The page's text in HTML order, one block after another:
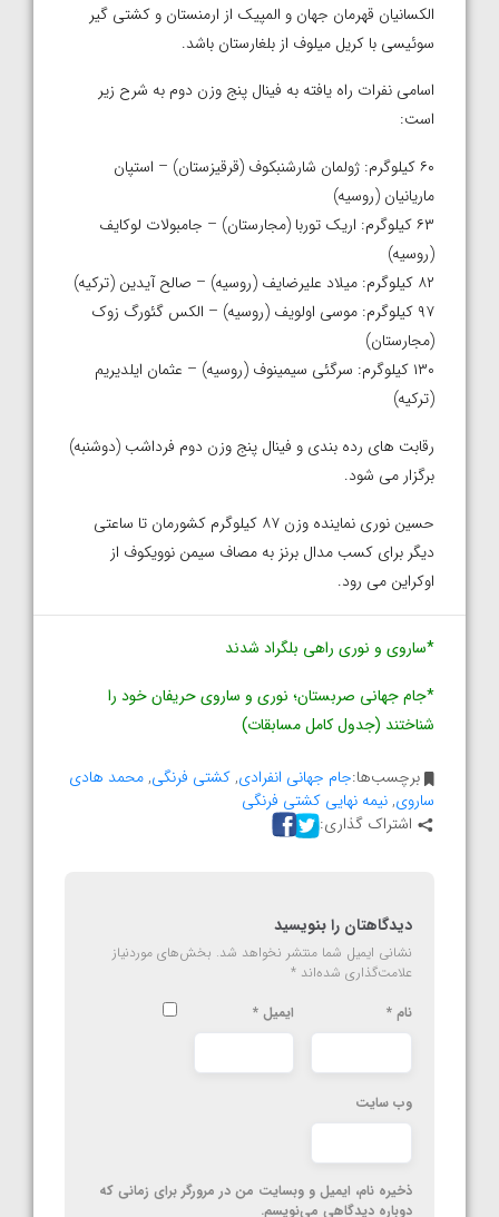
الکسانیان قهرمان جهان و المپیک از ارمنستان و کشتی گیر
سوئیسی با کریل میلوف از بلغارستان باشد.
اسامی نفرات راه یافته به فینال پنج وزن دوم به شرح زیر
است:
۶۰ کیلوگرم: ژولمان شارشنبکوف (قرقیزستان) – استپان
ماریانیان (روسیه)
۶۳ کیلوگرم: اریک توربا (مجارستان) – جامبولات لوکایف
(روسیه)
۸۲ کیلوگرم: میلاد علیرضایف (روسیه) – صالح آیدین (ترکیه)
۹۷ کیلوگرم: موسی اولویف (روسیه) – الکس گئورگ زوک
(مجارستان)
۱۳۰ کیلوگرم: سرگئی سیمینوف (روسیه) – عثمان ایلدیریم
(ترکیه)
رقابت های رده بندی و فینال پنج وزن دوم فرداشب (دوشنبه)
برگزار می شود.
حسین نوری نماینده وزن ۸۷ کیلوگرم کشورمان تا ساعتی
دیگر برای کسب مدال برنز به مصاف سیمن نوویکوف از
اوکراین می رود.
*ساروی و نوری راهی بلگراد شدند
*جام جهانی صربستان؛ نوری و ساروی حریفان خود را
شناختند (جدول کامل مسابقات)
برچسب‌ها:جام جهانی انفرادی,کشتی فرنگی,محمد هادی
ساروی,نیمه نهایی کشتی فرنگی
اشتراک گذاری:
دیدگاهتان را بنویسید
نشانی ایمیل شما منتشر نخواهد شد. بخش‌های موردنیاز
علامت‌گذاری شده‌اند *
نام * ایمیل *
وب‌ سایت
ذخیره نام، ایمیل و وبسایت من در مرورگر برای زمانی که
دوباره دیدگاهی می‌نویسم.